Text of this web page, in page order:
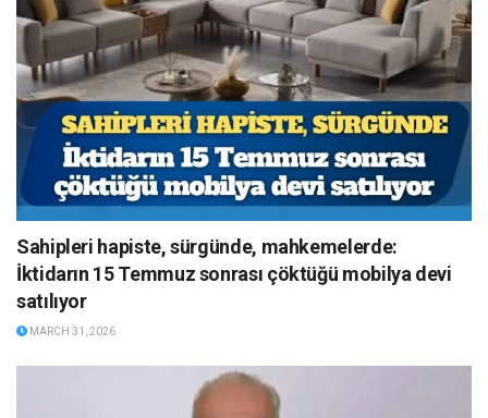
Sahipleri hapiste, sürgünde, mahkemelerde:
İktidarın 15 Temmuz sonrası çöktüğü mobilya devi
satılıyor
MARCH 31, 2026